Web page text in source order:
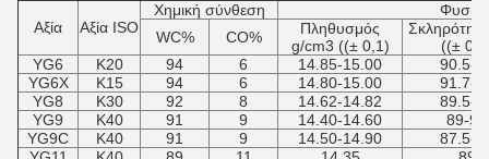
Αξία Αξία ISO
Χημική σύνθεση
WC%
CO%
Πληθυσμός
g/cm3 ((± 0,1)
((±
YG6
K20 94 6 14.85-15.00
90.5-
YG6X
K15 94 6 14.80-15.00
91.7-
YG8
K30 92 8 14.62-14.82
89.5-
YG9
K40 91 9 14.40-14.60
89-90
YG9C
K40 91 9 14.50-14.90
87.5-